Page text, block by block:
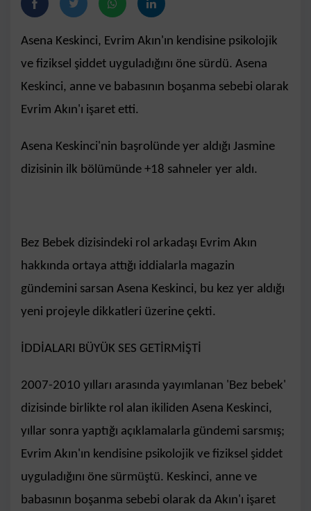
Asena Keskinci, Evrim Akın'ın kendisine psikolojik
ve fiziksel şiddet uyguladığını öne sürdü. Asena
Keskinci, anne ve babasının boşanma sebebi olarak
Evrim Akın'ı işaret etti.
Asena Keskinci'nin başrolünde yer aldığı Jasmine
dizisinin ilk bölümünde +18 sahneler yer aldı.
Bez Bebek dizisindeki rol arkadaşı Evrim Akın
hakkında ortaya attığı iddialarla magazin
gündemini sarsan Asena Keskinci, bu kez yer aldığı
yeni projeyle dikkatleri üzerine çekti.
İDDİALARI BÜYÜK SES GETİRMİŞTİ
2007-2010 yılları arasında yayımlanan 'Bez bebek'
dizisinde birlikte rol alan ikiliden Asena Keskinci,
yıllar sonra yaptığı açıklamalarla gündemi sarsmış;
Evrim Akın'ın kendisine psikolojik ve fiziksel şiddet
uyguladığını öne sürmüştü. Keskinci, anne ve
babasının boşanma sebebi olarak da Akın'ı işaret